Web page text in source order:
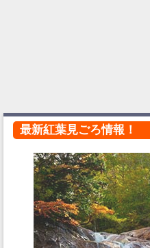
最新紅葉見ごろ情報！